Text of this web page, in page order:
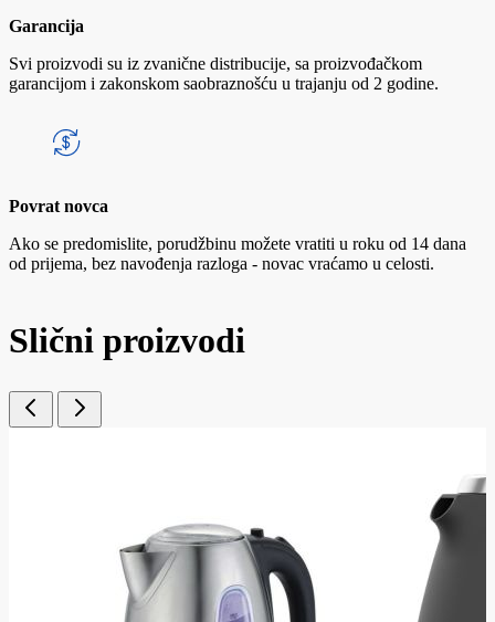
Garancija
Svi proizvodi su iz zvanične distribucije, sa proizvođačkom
garancijom i zakonskom saobraznošću u trajanju od 2 godine.
Povrat novca
Ako se predomislite, porudžbinu možete vratiti u roku od 14 dana
od prijema, bez navođenja razloga - novac vraćamo u celosti.
Slični proizvodi